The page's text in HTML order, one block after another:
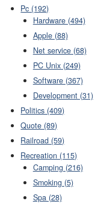
Pc (192)
Hardware (494)
Apple (88)
Net service (68)
PC Unix (249)
Software (367)
Development (31)
Politics (409)
Quote (89)
Railroad (59)
Recreation (115)
Camping (216)
Smoking (5)
Spa (28)